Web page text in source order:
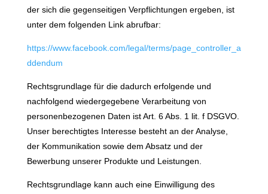
der sich die gegenseitigen Verpflichtungen ergeben, ist
unter dem folgenden Link abrufbar:
https://www.facebook.com/legal/terms/page_controller_a
ddendum
Rechtsgrundlage für die dadurch erfolgende und
nachfolgend wiedergegebene Verarbeitung von
personenbezogenen Daten ist Art. 6 Abs. 1 lit. f DSGVO.
Unser berechtigtes Interesse besteht an der Analyse,
der Kommunikation sowie dem Absatz und der
Bewerbung unserer Produkte und Leistungen.
Rechtsgrundlage kann auch eine Einwilligung des